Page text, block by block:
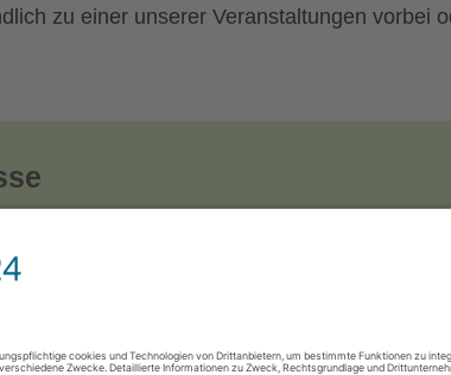
zu einer unserer Veranstaltungen vorbei
5,